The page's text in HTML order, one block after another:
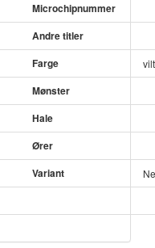
Microchipnummer
Andre titler
Farge
Mønster
Hale
Ører
Variant